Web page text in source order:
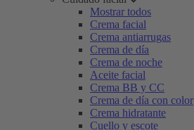
Mostrar todos
Crema facial
Crema antiarrugas
Crema de día
Crema de noche
Aceite facial
Crema BB y CC
Crema de día con color
Crema hidratante
Cuello y escote